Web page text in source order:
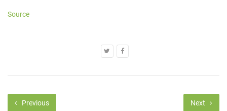
Source
Previous Next